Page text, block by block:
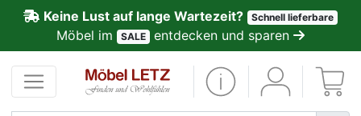
Keine Lust auf lange Wartezeit? Schnell lieferbare
Möbel im SALE entdecken und sparen
Kundenmeinungen
Anmelden